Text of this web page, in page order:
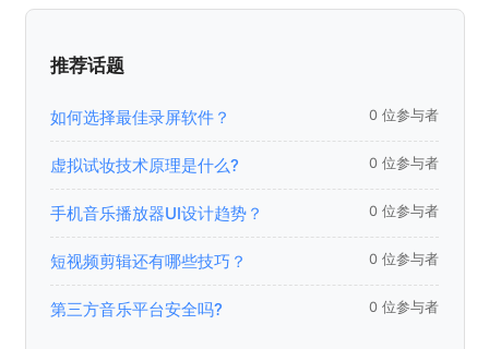
推荐话题
如何选择最佳录屏软件？ 0 位参与者
虚拟试妆技术原理是什么? 0 位参与者
手机音乐播放器UI设计趋势？ 0 位参与者
短视频剪辑还有哪些技巧？ 0 位参与者
第三方音乐平台安全吗? 0 位参与者